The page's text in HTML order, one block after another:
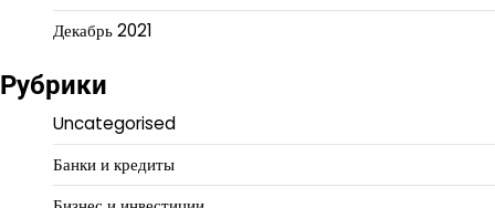
Декабрь 2021
Рубрики
Uncategorised
Банки и кредиты